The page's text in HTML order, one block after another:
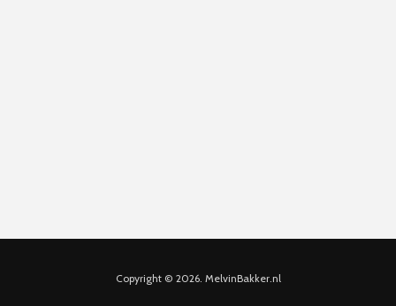
Copyright © 2026. MelvinBakker.nl